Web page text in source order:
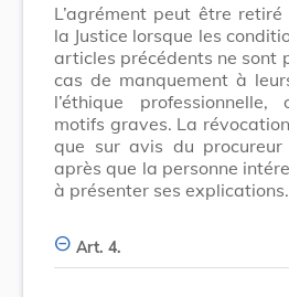
L’agrément peut être
la Justice lorsque les
articles précédents ne sont
cas de manquement à
l’éthique
motifs graves. La
que sur avis du procureur
après que la personne
à présenter ses explications.
Art. 4.